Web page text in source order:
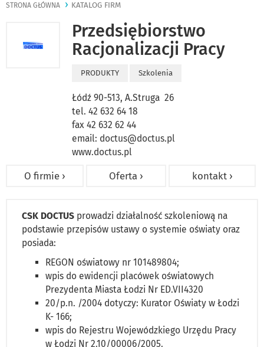
STRONA GŁÓWNA KATALOG FIRM
Przedsiębiorstwo
Racjonalizacji Pracy
PRODUKTY Szkolenia
Łódź 90-513, A.Struga 26
tel. 42 632 64 18
fax 42 632 62 44
email: doctus@doctus.pl
www.doctus.pl
O firmie › Oferta › kontakt ›
CSK DOCTUS prowadzi działalność szkoleniową na
podstawie przepisów ustawy o systemie oświaty oraz
posiada:
REGON oświatowy nr 101489804;
wpis do ewidencji placówek oświatowych
Prezydenta Miasta Łodzi Nr ED.VII4320
20/p.n. /2004 dotyczy: Kurator Oświaty w Łodzi
K- 166;
wpis do Rejestru Wojewódzkiego Urzędu Pracy
w Łodzi Nr 2.10/00006/2005.